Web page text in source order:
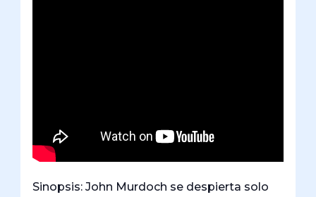
Sinopsis: John Murdoch se despierta solo